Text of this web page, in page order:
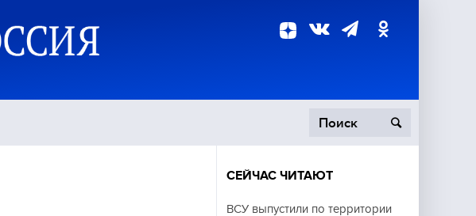
СЕЙЧАС ЧИТАЮТ
ВСУ выпустили по территории